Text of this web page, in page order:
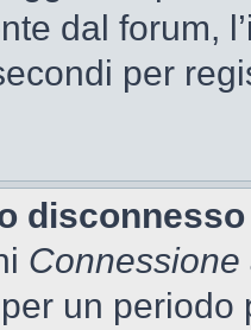
dal forum,
per
un